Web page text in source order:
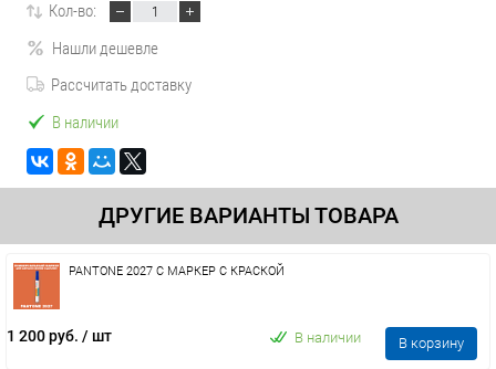
Кол-во:
Нашли дешевле
Рассчитать доставку
В наличии
ДРУГИЕ ВАРИАНТЫ ТОВАРА
PANTONE 2027 C МАРКЕР С КРАСКОЙ
1 200 руб. / шт В наличии В корзину